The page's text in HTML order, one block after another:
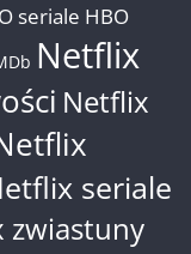
seriale HBO
Netflix
Netflix
seriale
zwiastuny